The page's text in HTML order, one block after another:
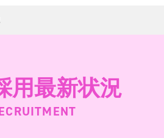
用最新状況